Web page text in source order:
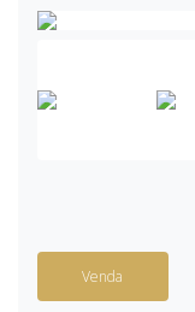
Venda